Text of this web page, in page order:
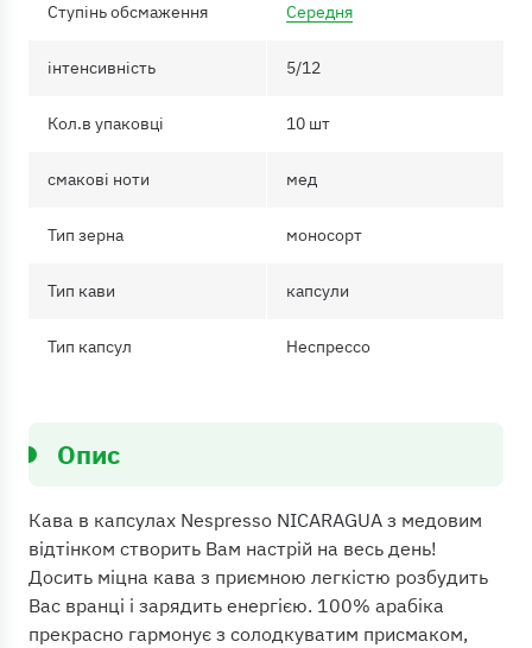
Ступінь обсмаження Середня
інтенсивність 5/12
Кол.в упаковці 10 шт
смакові ноти мед
Тип зерна моносорт
Тип кави капсули
Тип капсул Неспрессо
Опис
Кава в капсулах Nespresso NICARAGUA з медовим
відтінком створить Вам настрій на весь день!
Досить міцна кава з приємною легкістю розбудить
Вас вранці і зарядить енергією. 100% арабіка
прекрасно гармонує з солодкуватим присмаком,